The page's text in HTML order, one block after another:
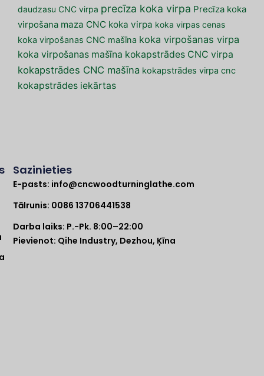
daudzasu CNC virpa precīza koka virpa Precīza koka
virpošana maza CNC koka virpa koka virpas cenas
koka virpošanas CNC mašīna koka virpošanas virpa
koka virpošanas mašīna kokapstrādes CNC virpa
kokapstrādes CNC mašīna kokapstrādes virpa cnc
kokapstrādes iekārtas
Sazinieties
E-pasts: info@cncwoodturninglathe.com
Tālrunis: 0086 13706441538
Darba laiks: P.-Pk. 8:00–22:00
Pievienot: Qihe Industry, Dezhou, Ķīna